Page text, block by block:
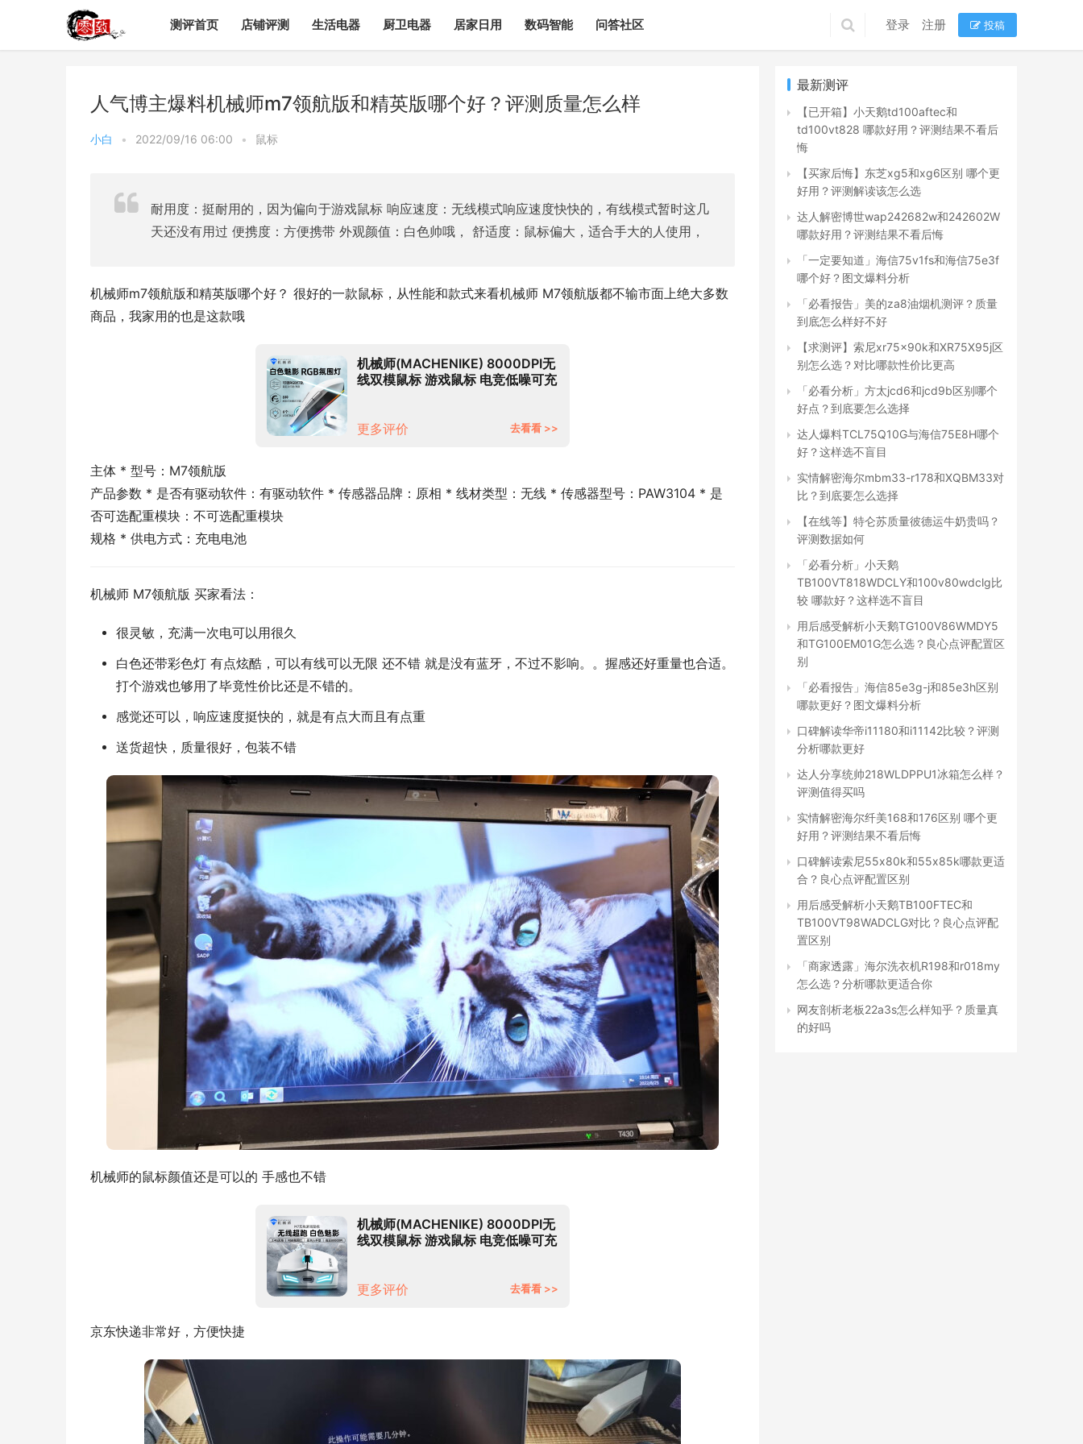
测评首页 店铺评测 生活电器 厨卫电器 居家日用 数码智能 问答社区 登录 注册 投稿
人气博主爆料机械师m7领航版和精英版哪个好？评测质量怎么样
小白 • 2022/09/16 06:00 • 鼠标
耐用度：挺耐用的，因为偏向于游戏鼠标 响应速度：无线模式响应速度快快的，有线模式暂时这几
天还没有用过 便携度：方便携带 外观颜值：白色帅哦， 舒适度：鼠标偏大，适合手大的人使用，
机械师m7领航版和精英版哪个好？ 很好的一款鼠标，从性能和款式来看机械师 M7领航版都不输市面上绝大多数
商品，我家用的也是这款哦
机械师(MACHENIKE) 8000DPI无
线双模鼠标 游戏鼠标 电竞低噪可充
更多评价
去看看 >>
主体 * 型号：M7领航版
产品参数 * 是否有驱动软件：有驱动软件 * 传感器品牌：原相 * 线材类型：无线 * 传感器型号：PAW3104 * 是
否可选配重模块：不可选配重模块
规格 * 供电方式：充电电池
机械师 M7领航版 买家看法：
很灵敏，充满一次电可以用很久
白色还带彩色灯 有点炫酷，可以有线可以无限 还不错 就是没有蓝牙，不过不影响。。握感还好重量也合适。
打个游戏也够用了毕竟性价比还是不错的。
感觉还可以，响应速度挺快的，就是有点大而且有点重
送货超快，质量很好，包装不错
机械师的鼠标颜值还是可以的 手感也不错
机械师(MACHENIKE) 8000DPI无
线双模鼠标 游戏鼠标 电竞低噪可充
更多评价
去看看 >>
京东快递非常好，方便快捷
最新测评
【已开箱】小天鹅td100aftec和
td100vt828 哪款好用？评测结果不看后
悔
【买家后悔】东芝xg5和xg6区别 哪个更
好用？评测解读该怎么选
达人解密博世wap242682w和242602W
哪款好用？评测结果不看后悔
「一定要知道」海信75v1fs和海信75e3f
哪个好？图文爆料分析
「必看报告」美的za8油烟机测评？质量
到底怎么样好不好
【求测评】索尼xr75x90k和XR75X95j区
别怎么选？对比哪款性价比更高
「必看分析」方太jcd6和jcd9b区别哪个
好点？到底要怎么选择
达人爆料TCL75Q10G与海信75E8H哪个
好？这样选不盲目
实情解密海尔mbm33-r178和XQBM33对
比？到底要怎么选择
【在线等】特仑苏质量彼德运牛奶贵吗？
评测数据如何
「必看分析」小天鹅
TB100VT818WDCLY和100v80wdclg比
较 哪款好？这样选不盲目
用后感受解析小天鹅TG100V86WMDY5
和TG100EM01G怎么选？良心点评配置区
别
「必看报告」海信85e3g-j和85e3h区别
哪款更好？图文爆料分析
口碑解读华帝i11180和i11142比较？评测
分析哪款更好
达人分享统帅218WLDPPU1冰箱怎么样？
评测值得买吗
实情解密海尔纤美168和176区别 哪个更
好用？评测结果不看后悔
口碑解读索尼55x80k和55x85k哪款更适
合？良心点评配置区别
用后感受解析小天鹅TB100FTEC和
TB100VT98WADCLG对比？良心点评配
置区别
「商家透露」海尔洗衣机R198和r018my
怎么选？分析哪款更适合你
网友剖析老板22a3s怎么样知乎？质量真
的好吗